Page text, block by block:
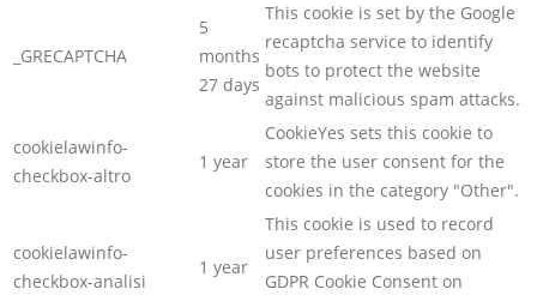
_GRECAPTCHA
5
months
27 days
This cookie is set by the Google
recaptcha service to identify
bots to protect the website
against malicious spam attacks.
cookielawinfo-
checkbox-altro
1 year
CookieYes sets this cookie to
store the user consent for the
cookies in the category "Other".
cookielawinfo-
checkbox-analisi
1 year
This cookie is used to record
user preferences based on
GDPR Cookie Consent on